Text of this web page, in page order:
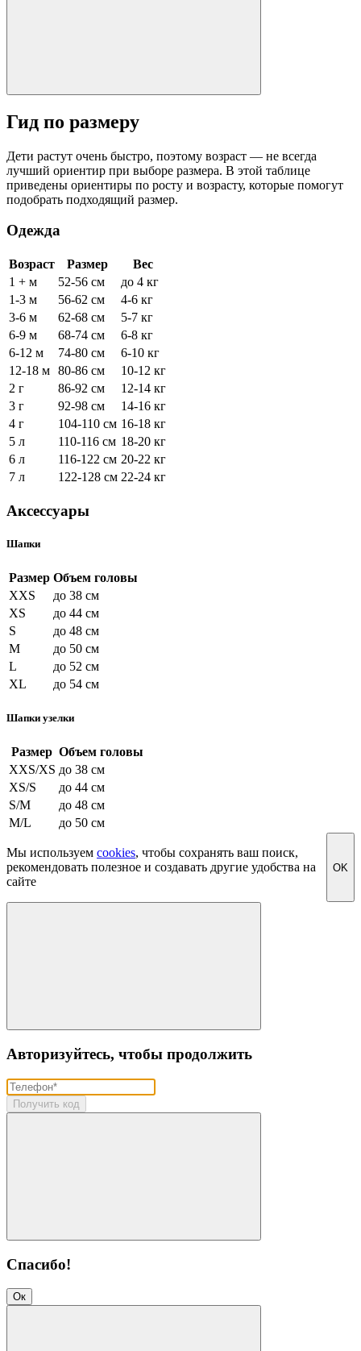
Гид по размеру
Дети растут очень быстро, поэтому возраст — не всегда
лучший ориентир при выборе размера. В этой таблице
приведены ориентиры по росту и возрасту, которые помогут
подобрать подходящий размер.
Одежда
Возраст Размер
Вес
1 + м
52-56 см
до 4 кг
1-3 м
56-62 см
4-6 кг
3-6 м
62-68 см
5-7 кг
6-9 м
68-74 см
6-8 кг
6-12 м
74-80 см
6-10 кг
12-18 м 80-86 см
10-12 кг
2 г
86-92 см
12-14 кг
3 г
92-98 см
14-16 кг
4 г
104-110 см 16-18 кг
5 л
110-116 см 18-20 кг
6 л
116-122 см 20-22 кг
7 л
122-128 см 22-24 кг
Аксессуары
Шапки
Размер Объем головы
XXS
до 38 см
XS
до 44 см
S
до 48 см
M
до 50 см
L
до 52 см
XL
до 54 см
Шапки узелки
Размер Объем головы
XXS/XS до 38 см
XS/S
до 44 см
S/M
до 48 см
M/L
до 50 см
Мы используем cookies, чтобы сохранять ваш поиск,
рекомендовать полезное и создавать другие удобства на
сайте
OK
Авторизуйтесь, чтобы продолжить
Получить код
Спасибо!
Ок